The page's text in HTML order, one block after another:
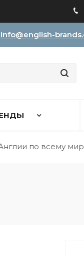
info@english-
по всему